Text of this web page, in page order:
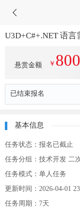
U3D+C#+.NET 语
悬赏金额 ￥ 800
已结束报名
基本信息
任务状态： 报名已截止
任务分组：技术开发 二
任务模式：单人任务
更新时间：2026-04-01
任务周期：7天